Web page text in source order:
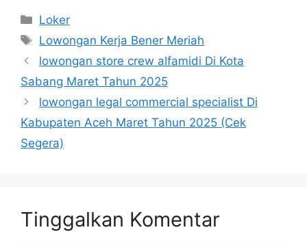
Kategori
Loker
Tag
Lowongan Kerja Bener Meriah
lowongan store crew alfamidi Di Kota
Sabang Maret Tahun 2025
lowongan legal commercial specialist Di
Kabupaten Aceh Maret Tahun 2025 (Cek
Segera)
Tinggalkan Komentar